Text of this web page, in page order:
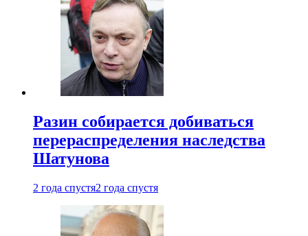
Разин собирается добиваться
перераспределения наследства
Шатунова
2 года спустя2 года спустя